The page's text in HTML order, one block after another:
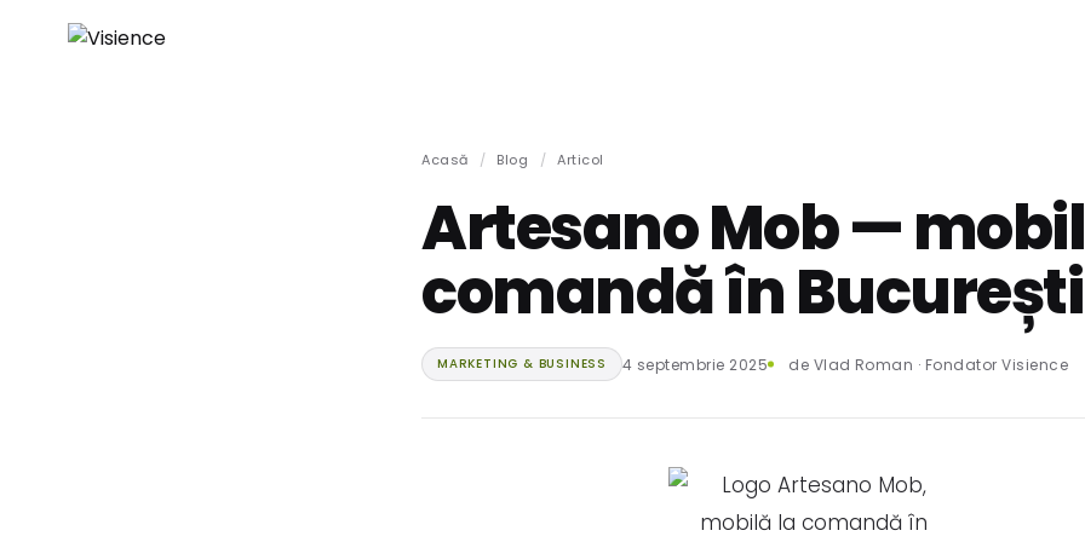
Acasă / Blog / Articol
Artesano Mob —
comandă în București
MARKETING & BUSINESS 4 septembrie 2025 de Vlad Roman · Fondator Visience